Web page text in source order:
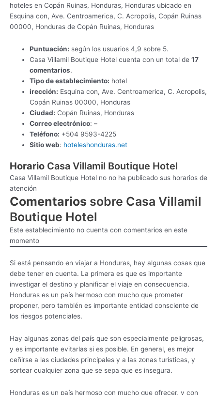
hoteles en Copán Ruinas, Honduras, Honduras ubicado en
Esquina con, Ave. Centroamerica, C. Acropolis, Copán Ruinas
00000, Honduras de Copán Ruinas, Honduras
Puntuación: según los usuarios 4,9 sobre 5.
Casa Villamil Boutique Hotel cuenta con un total de17
comentarios.
Tipo de establecimiento: hotel
irección: Esquina con, Ave. Centroamerica, C. Acropolis,
Copán Ruinas 00000, Honduras
Ciudad: Copán Ruinas, Honduras
Correo electrónico: –
Teléfono: +504 9593-4225
Sitio web: hoteleshonduras.net
Horario Casa Villamil Boutique Hotel
Casa Villamil Boutique Hotel no no ha publicado sus horarios de
atención
Comentarios sobre Casa Villamil
Boutique Hotel
Este establecimiento no cuenta con comentarios en este
momento
Si está pensando en viajar a Honduras, hay algunas cosas que
debe tener en cuenta. La primera es que es importante
investigar el destino y planificar el viaje en consecuencia.
Honduras es un país hermoso con mucho que prometer
proponer, pero también es importante entidad consciente de
los riesgos potenciales.
Hay algunas zonas del país que son especialmente peligrosas,
y es importante evitarlas si es posible. En general, es mejor
ceñirse a las ciudades principales y a las zonas turísticas, y
sortear cualquier zona que se sepa que es insegura.
Honduras es un país hermoso con mucho que ofrecer, y con